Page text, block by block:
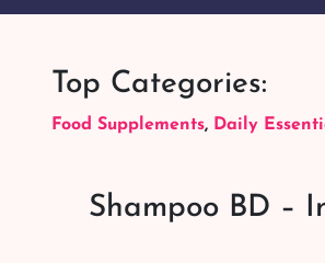
Top Categories:
Food Supplements, Daily
Shampoo BD –